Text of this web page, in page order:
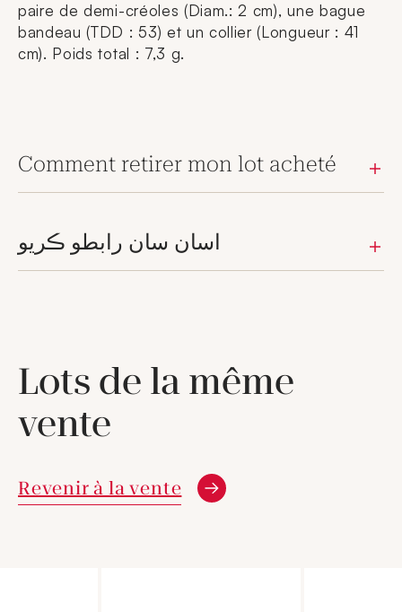
paire de demi-créoles (Diam.: 2 cm), une bague
bandeau (TDD : 53) et un collier (Longueur : 41
cm). Poids total : 7,3 g.
Comment retirer mon lot acheté
اسان سان رابطو ڪريو
Lots de la même
vente
Revenir à la vente